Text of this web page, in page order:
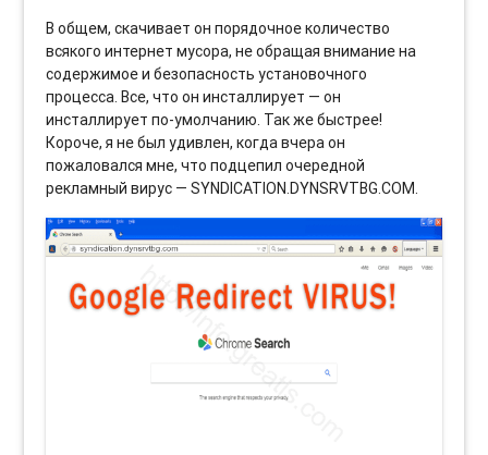
В общем, скачивает он порядочное количество
всякого интернет мусора, не обращая внимание на
содержимое и безопасность установочного
процесса. Все, что он инсталлирует — он
инсталлирует по-умолчанию. Так же быстрее!
Короче, я не был удивлен, когда вчера он
пожаловался мне, что подцепил очередной
рекламный вирус — SYNDICATION.DYNSRVTBG.COM.